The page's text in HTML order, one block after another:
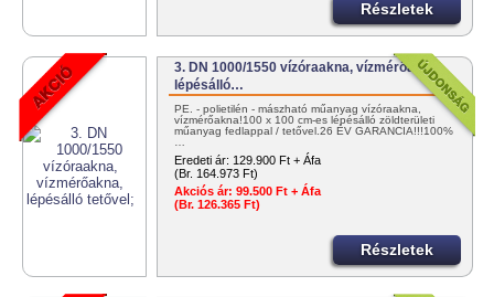
Részletek
3. DN 1000/1550 vízóraakna, vízmérőakna,
lépésálló…
PE. - polietilén - mászható műanyag vízóraakna,
vízmérőakna!100 x 100 cm-es lépésálló zöldterületi
műanyag fedlappal / tetővel.26 ÉV GARANCIA!!!100%
…
Eredeti ár: 129.900 Ft + Áfa
(Br. 164.973 Ft)
Akciós ár: 99.500 Ft + Áfa
(Br. 126.365 Ft)
Részletek